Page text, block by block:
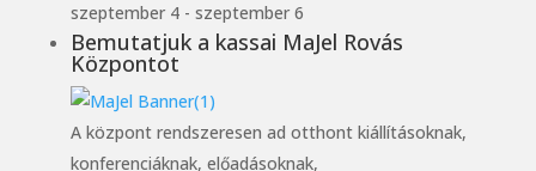
szeptember 4- szeptember 6
Bemutatjuk a kassai MaJel Rovás
Központot
A központ rendszeresen ad otthont kiállításoknak,
konferenciáknak, előadásoknak,